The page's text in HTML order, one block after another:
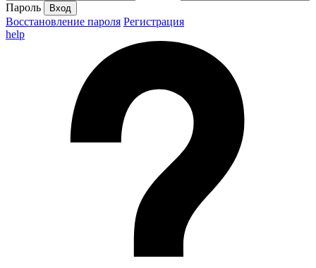
Пароль
Вход
Восстановление пароля Регистрация
help